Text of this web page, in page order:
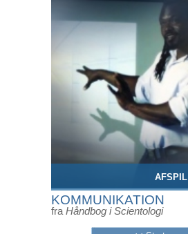
AFSPIL
KOMMUNIKATION
fra Håndbog i Scientologi